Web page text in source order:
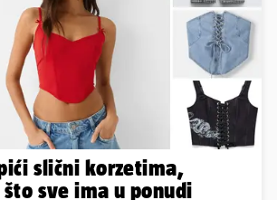
slični korzetima,
sve ima u ponudi